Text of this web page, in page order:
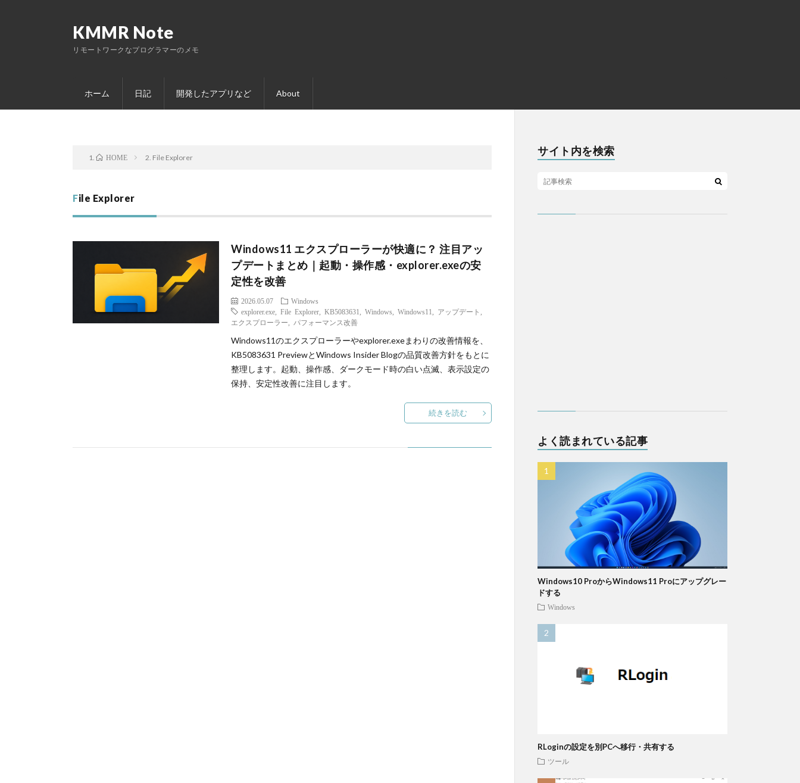
KMMR Note
リモートワークなプログラマーのメモ
ホーム 日記 開発したアプリなど About
HOME File Explorer
File Explorer
Windows11 エクスプローラーが快適に？ 注目アッ
プデートまとめ｜起動・操作感・explorer.exeの安
定性を改善
2026.05.07
Windows
explorer.exe ,File Explorer ,KB5083631 ,Windows ,Windows11 アップデート
エクスプローラー
パフォーマンス改善
Windows11のエクスプローラーやexplorer.exeまわりの改善情報を、
KB5083631 PreviewとWindows Insider Blogの品質改善方針をもとに
整理します。起動、操作感、ダークモード時の白い点滅、表示設定の
保持、安定性改善に注目します。
続きを読む
サイト内を検索
よく読まれている記事
Windows10 ProからWindows11 Proにアップグレー
ドする
Windows
RLoginの設定を別PCへ移行・共有する
ツール